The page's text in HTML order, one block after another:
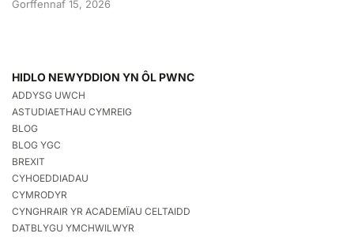
Gorffennaf 15, 2026
HIDLO NEWYDDION YN ÔL PWNC
ADDYSG UWCH
ASTUDIAETHAU CYMREIG
BLOG
BLOG YGC
BREXIT
CYHOEDDIADAU
CYMRODYR
CYNGHRAIR YR ACADEMÏAU CELTAIDD
DATBLYGU YMCHWILWYR